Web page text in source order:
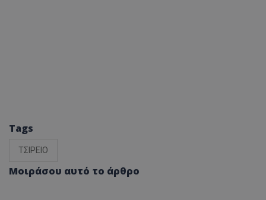
Tags
ΤΣΙΡΕΙΟ
Μοιράσου αυτό το άρθρο